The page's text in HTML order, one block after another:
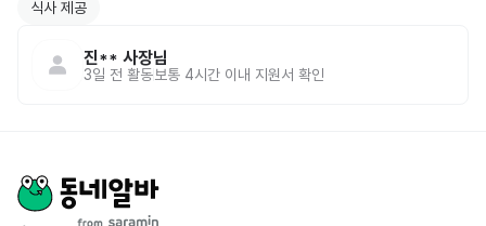
식사 제공
진** 사장님
3일 전 활동 보통 4시간 이내 지원서 확인